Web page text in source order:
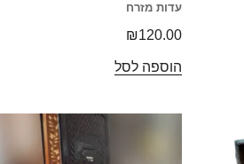
עדות מזרח
₪120.00
הוספה לסל